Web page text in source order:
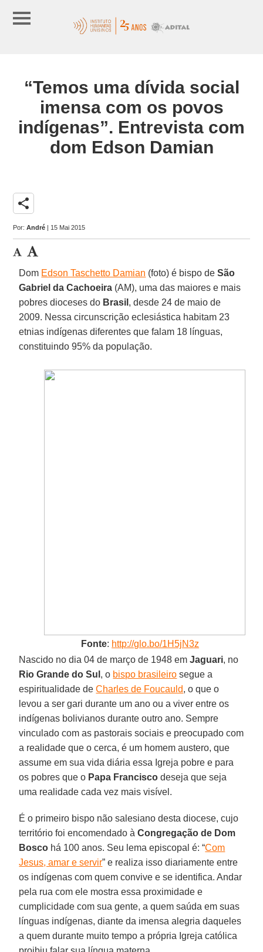
“Temos uma dívida social
imensa com os povos
indígenas”. Entrevista com
dom Edson Damian
share
Por:André | 15 Mai 2015
Dom Edson Taschetto Damian (foto) é bispo deSão
Gabriel da Cachoeira (AM), uma das maiores e mais
pobres dioceses do Brasil , desde 24 de maio de
2009. Nessa circunscrição eclesiástica habitam 23
etnias indígenas diferentes que falam 18 línguas,
constituindo 95% da população.
Fonte: http://glo.bo/1H5jN3z
Nascido no dia 04 de março de 1948 emJaguari, no
Rio Grande do Sul , o bispo brasileiro segue a
espiritualidade deCharles de Foucauld, o que o
levou a ser gari durante um ano ou a viver entre os
indígenas bolivianos durante outro ano. Sempre
vinculado com as pastorais sociais e preocupado com
a realidade que o cerca, é um homem austero, que
assume em sua vida diária essa Igreja pobre e para
os pobres que o Papa Francisco deseja que seja
uma realidade cada vez mais visível.
É o primeiro bispo não salesiano desta diocese, cujo
território foi encomendado àCongregação de Dom
Bosco há 100 anos. Seu lema episcopal é: “Com
Jesus, amar e servir” e realiza isso diariamente entre
os indígenas com quem convive e se identifica. Andar
pela rua com ele mostra essa proximidade e
cumplicidade com sua gente, a quem saúda em suas
línguas indígenas, diante da imensa alegria daqueles
a quem durante muito tempo a própria Igreja católica